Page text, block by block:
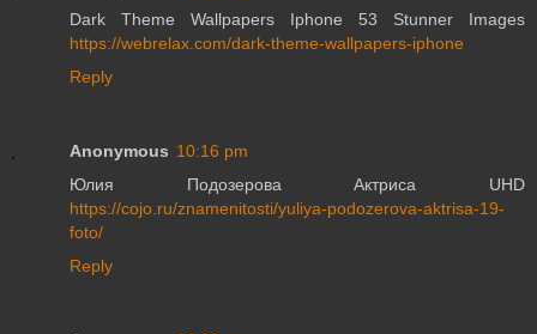
Dark Theme Wallpapers Iphone 53 Stunner Images
https://webrelax.com/dark-theme-wallpapers-iphone
Reply
Anonymous 10:16 pm
Юлия Подозерова Актриса UHD
https://cojo.ru/znamenitosti/yuliya-podozerova-aktrisa-19-
foto/
Reply